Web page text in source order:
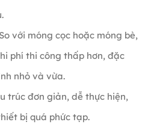
với móng cọc hoặc móng bè,
phí thi công thấp hơn, đặc
nhỏ và vừa.
trúc đơn giản, dễ thực hiện,
bị quá phức tạp.